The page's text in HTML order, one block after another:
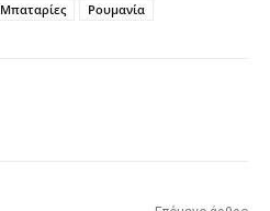
Μπαταρίες Ρουμανία